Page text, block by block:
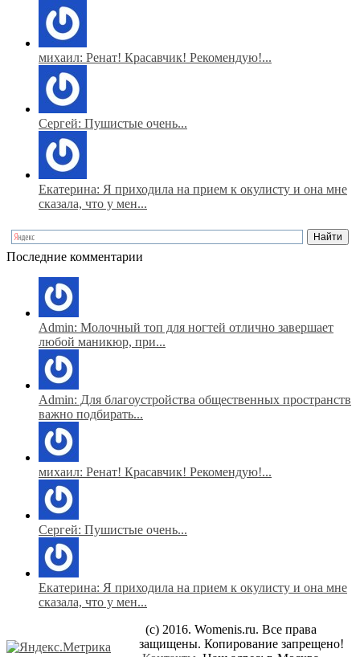
михаил: Ренат! Красавчик! Рекомендую!...
Сергей: Пушистые очень...
Екатерина: Я приходила на прием к окулисту и она мне
сказала, что у мен...
Последние комментарии
Admin: Молочный топ для ногтей отлично завершает
любой маникюр, при...
Admin: Для благоустройства общественных пространств
важно подбирать...
михаил: Ренат! Красавчик! Рекомендую!...
Сергей: Пушистые очень...
Екатерина: Я приходила на прием к окулисту и она мне
сказала, что у мен...
(c) 2016. Womenis.ru. Все права
защищены. Копирование запрещено!